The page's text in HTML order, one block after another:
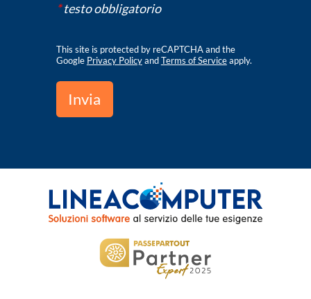
*testo obbligatorio
This site is protected by reCAPTCHA and the
Google Privacy PolicyandTerms of Serviceapply.